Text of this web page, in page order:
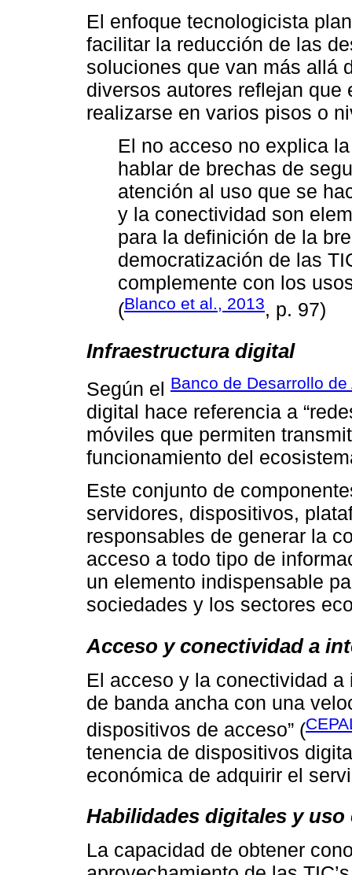
El enfoque tecnologicista
facilitar la reducción de las
soluciones que van más allá
diversos autores reflejan
realizarse en varios pisos o
El no acceso no explica
hablar de brechas de
atención al uso que se
y la conectividad son
para la definición de la
democratización de las
complemente con los
(Blanco et al., 2013, p. 97)
Infraestructura digital
Según el Banco de Desarrollo
digital hace referencia a
móviles que permiten
funcionamiento del
Este conjunto de
servidores, dispositivos,
responsables de generar la
acceso a todo tipo de
un elemento indispensable
sociedades y los sectores
Acceso y conectividad a
El acceso y la conectividad
de banda ancha con una
dispositivos de acceso” (
tenencia de dispositivos
económica de adquirir el
Habilidades digitales y uso
La capacidad de obtener